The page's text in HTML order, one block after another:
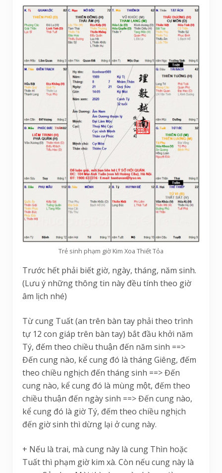
Trẻ sinh phạm giờ Kim Xoa Thiết Tỏa
Trước hết phải biết giờ, ngày, tháng, năm sinh.
(Lưu ý những thông tin này đều tính theo giờ
âm lịch nhé)
Từ cung Tuất (an trên bàn tay phải theo trình
tự 12 con giáp trên bàn tay) bắt đầu khởi năm
Tý, đếm theo chiều thuận đến năm sinh ==>
Đến cung nào, kể cung đó là tháng Giêng, đếm
theo chiều nghịch đến tháng sinh ==> Đến
cung nào, kể cung đó là mùng một, đếm theo
chiều thuận đến ngày sinh ==> Đến cung nào,
kể cung đó là giờ Tý, đếm theo chiều nghịch
đến giờ sinh thì dừng lại ở cung này.
+ Nếu là trai, mà cung này là cung Thìn hoặc
Tuất thì phạm giờ kim xà. Còn nếu cung này là